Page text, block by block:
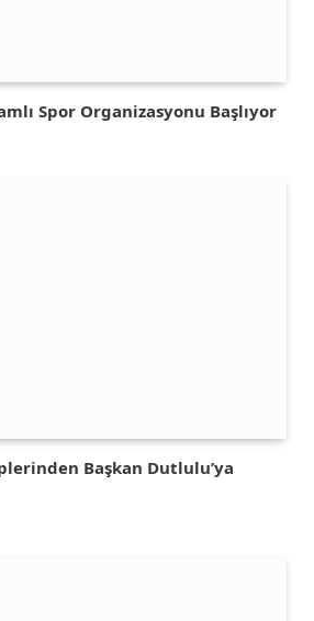
Spor Organizasyonu Başlıyor
Başkan Dutlulu’ya